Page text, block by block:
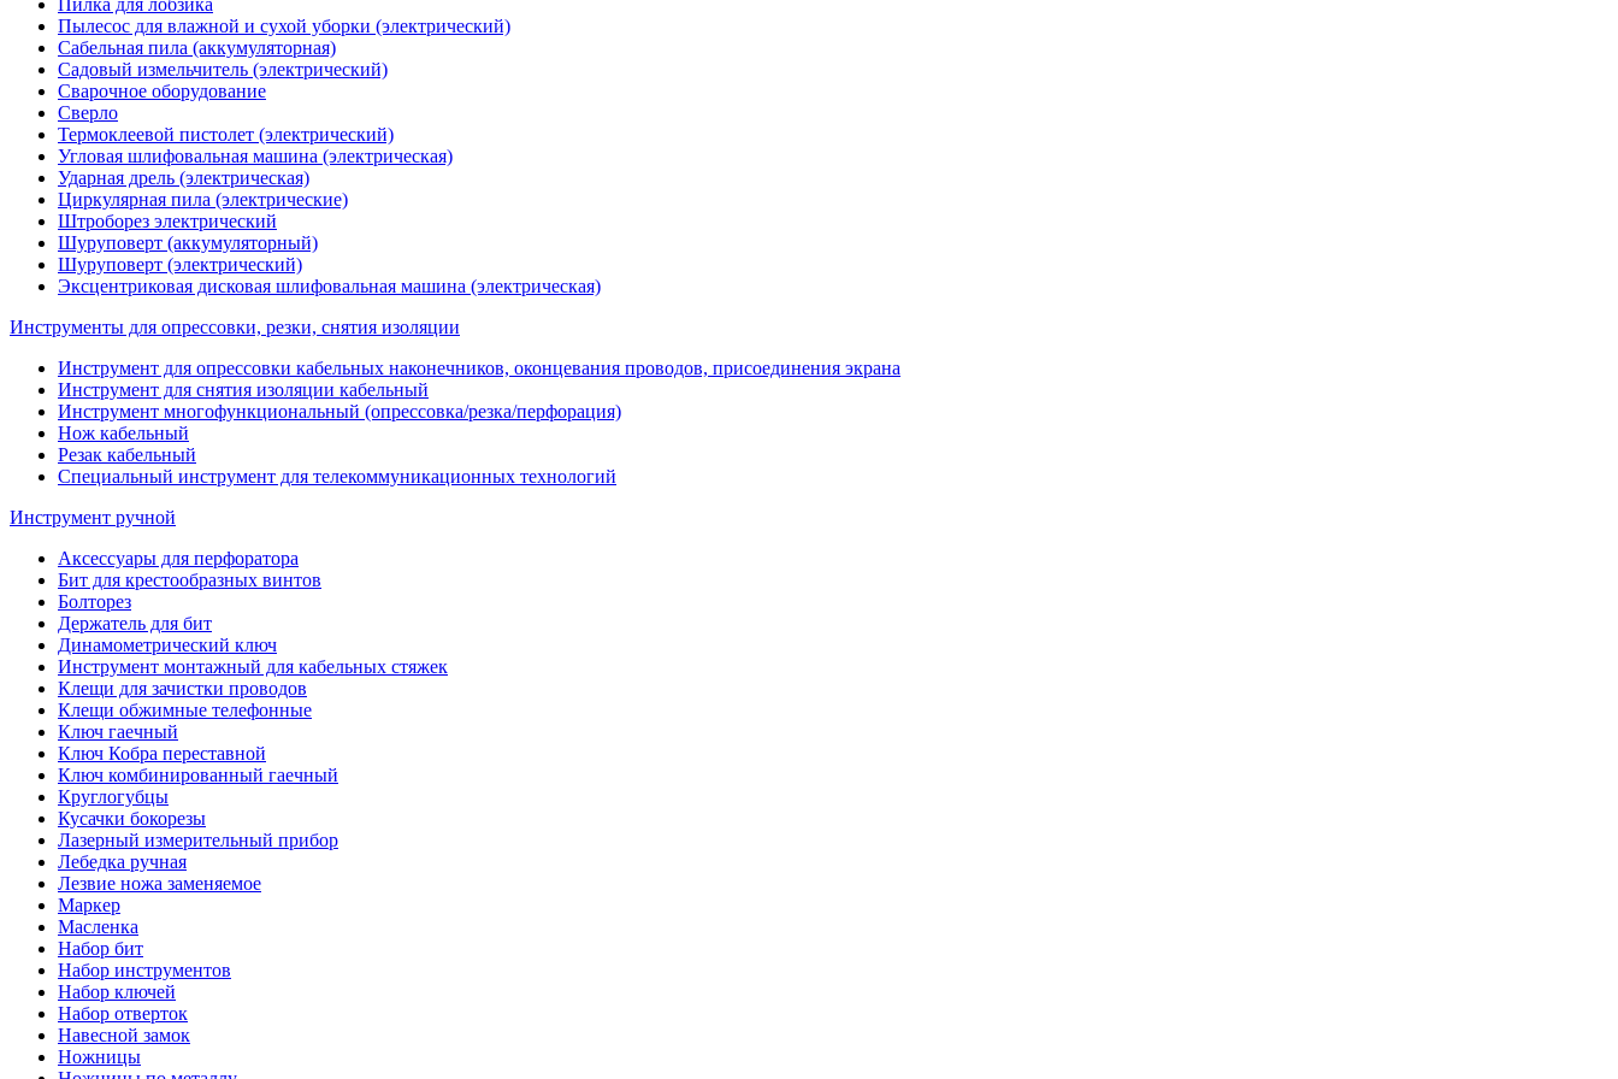
Пилка для лобзика
Пылесос для влажной и сухой уборки (электрический)
Сабельная пила (аккумуляторная)
Садовый измельчитель (электрический)
Сварочное оборудование
Сверло
Термоклеевой пистолет (электрический)
Угловая шлифовальная машина (электрическая)
Ударная дрель (электрическая)
Циркулярная пила (электрические)
Штроборез электрический
Шуруповерт (аккумуляторный)
Шуруповерт (электрический)
Эксцентриковая дисковая шлифовальная машина (электрическая)
Инструменты для опрессовки, резки, снятия изоляции
Инструмент для опрессовки кабельных наконечников, оконцевания проводов, присоединения экрана
Инструмент для снятия изоляции кабельный
Инструмент многофункциональный (опрессовка/резка/перфорация)
Нож кабельный
Резак кабельный
Специальный инструмент для телекоммуникационных технологий
Инструмент ручной
Аксессуары для перфоратора
Бит для крестообразных винтов
Болторез
Держатель для бит
Динамометрический ключ
Инструмент монтажный для кабельных стяжек
Клещи для зачистки проводов
Клещи обжимные телефонные
Ключ гаечный
Ключ Кобра переставной
Ключ комбинированный гаечный
Круглогубцы
Кусачки бокорезы
Лазерный измерительный прибор
Лебедка ручная
Лезвие ножа заменяемое
Маркер
Масленка
Набор бит
Набор инструментов
Набор ключей
Набор отверток
Навесной замок
Ножницы